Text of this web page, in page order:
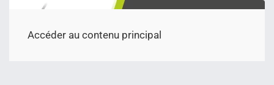
Accéder au contenu principal